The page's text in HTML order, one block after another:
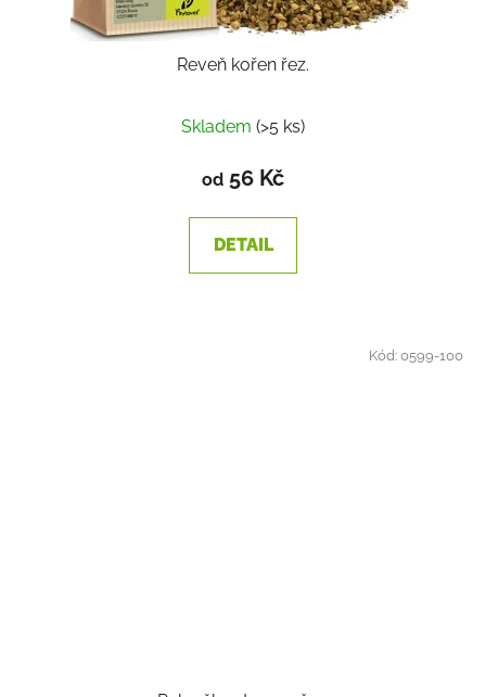
Reveň kořen řez.
Skladem (>5 ks)
od 56 Kč
DETAIL
Kód:0599-100